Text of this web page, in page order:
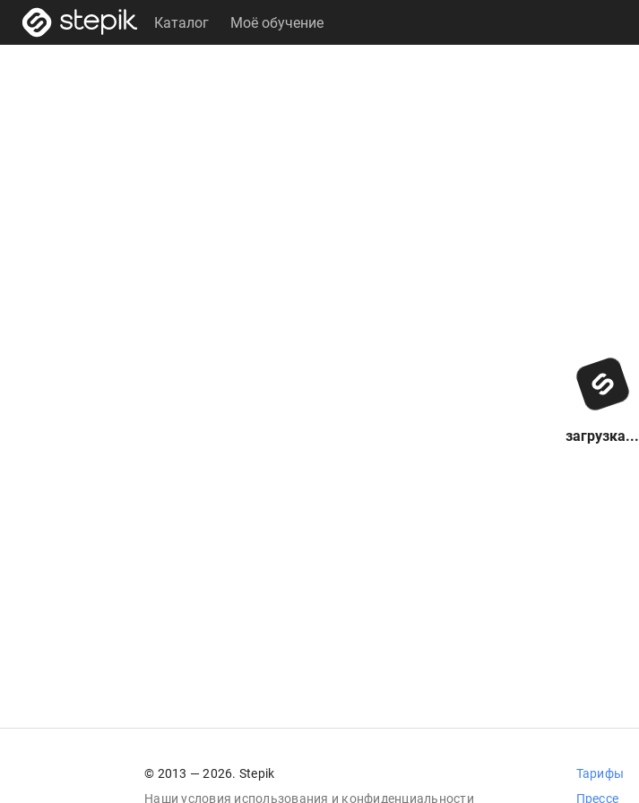
Каталог Моё обучение
загрузка...
© 2013 — 2026. Stepik
Наши условия использования и конфиденциальности
Тарифы
Прессе